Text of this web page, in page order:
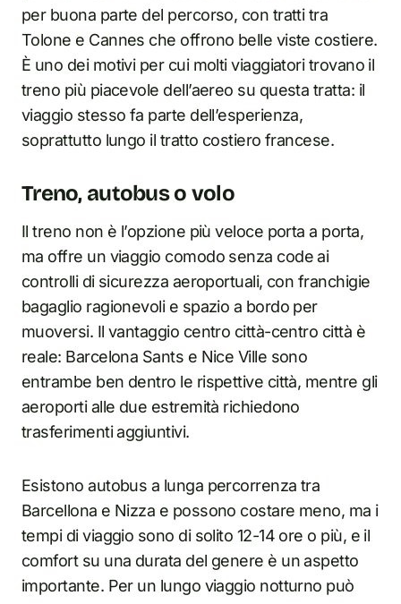
per buona parte del percorso, con tratti tra
Tolone e Cannes che offrono belle viste costiere.
È uno dei motivi per cui molti viaggiatori trovano il
treno più piacevole dell’aereo su questa tratta: il
viaggio stesso fa parte dell’esperienza,
soprattutto lungo il tratto costiero francese.
Treno, autobus o volo
Il treno non è l’opzione più veloce porta a porta,
ma offre un viaggio comodo senza code ai
controlli di sicurezza aeroportuali, con franchigie
bagaglio ragionevoli e spazio a bordo per
muoversi. Il vantaggio centro città-centro città è
reale: Barcelona Sants e Nice Ville sono
entrambe ben dentro le rispettive città, mentre gli
aeroporti alle due estremità richiedono
trasferimenti aggiuntivi.
Esistono autobus a lunga percorrenza tra
Barcellona e Nizza e possono costare meno, ma i
tempi di viaggio sono di solito 12-14 ore o più, e il
comfort su una durata del genere è un aspetto
importante. Per un lungo viaggio notturno può